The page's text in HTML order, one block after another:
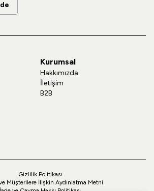
Kurumsal
Hakkımızda
İletişim
B2B
Gizlilik Politikası
Müşterilere İlişkin Aydınlatma Metni